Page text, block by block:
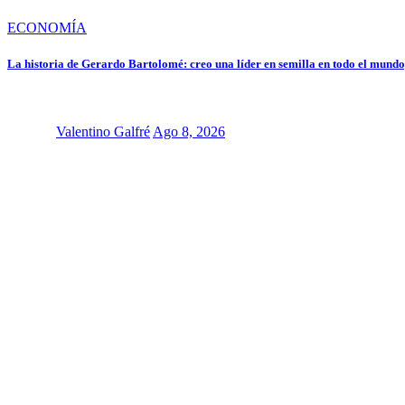
ECONOMÍA
La historia de Gerardo Bartolomé: creo una líder en semilla en todo el
Valentino Galfré Ago 8, 2026